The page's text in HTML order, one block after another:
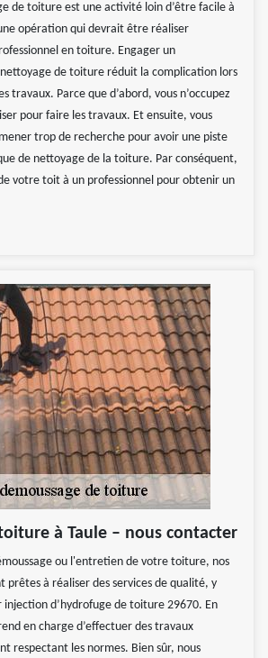
de toiture est une activité loin d’être facile à
opération qui devrait être réaliser
en toiture. Engager un
de toiture réduit la complication lors
travaux. Parce que d’abord, vous n’occupez
pour faire les travaux. Et ensuite, vous
mener trop de recherche pour avoir une piste
de nettoyage de la toiture. Par conséquent,
votre toit à un professionnel pour obtenir un
à Taule – nous contacter
ou l'entretien de votre toiture, nos
prêtes à réaliser des services de qualité, y
d’hydrofuge de toiture 29670. En
en charge d’effectuer des travaux
respectant les normes. Bien sûr, nous